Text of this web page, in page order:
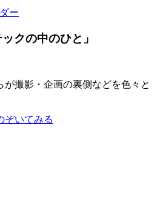
ー
クの中のひと」
が撮影・企画の裏側などを色々と
ぞいてみる